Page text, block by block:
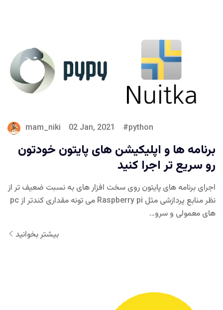
mam_niki 02 Jan, 2021 python
برنامه ها و اپلیکیشن های پایتون خودتون
رو سریع تر اجرا کنید
اجرای برنامه های پایتون روی سخت افزار های به نسبت ضعیف تر از
نظر منابع پردازشی مثل Raspberry pi می تونه مقداری کندتر از pc
های معمولی و سرو…
بیشتر بخوانید